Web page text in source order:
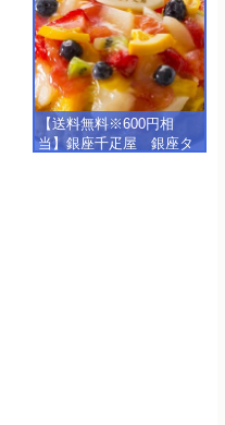
【送料無料※600円相
当】銀座千疋屋 銀座タ